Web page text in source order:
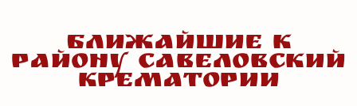
БЛИЖАЙШИЕ К
РАЙОНУ САВЕЛОВСКИЙ
КРЕМАТОРИИ